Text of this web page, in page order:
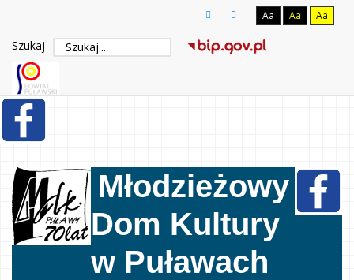
Aa Aa Aa
Szukaj
Młodzieżowy
Dom Kultury
w Puławach